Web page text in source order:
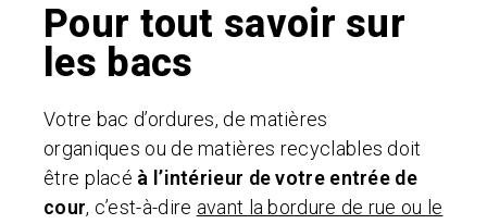
Pour tout savoir sur
les bacs
Votre bac d’ordures, de matières
organiques ou de matières recyclables doit
être placé à l’intérieur de votre entrée de
cour, c’est-à-dire avant la bordure de rue ou le